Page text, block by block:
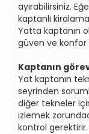
ayırabilirsiniz.
kaptanlı
Yatta kaptanın
güven ve konfor
Kaptanın
Yat kaptanın
seyrinden
diğer tekneler
izlemek
kontrol gerektirir.